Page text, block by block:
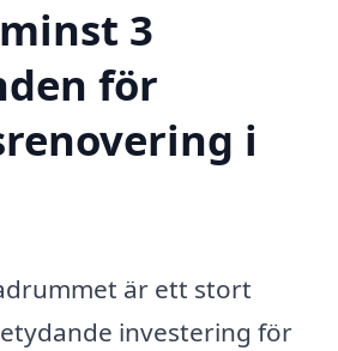
3
för
i
är ett stort
investering för